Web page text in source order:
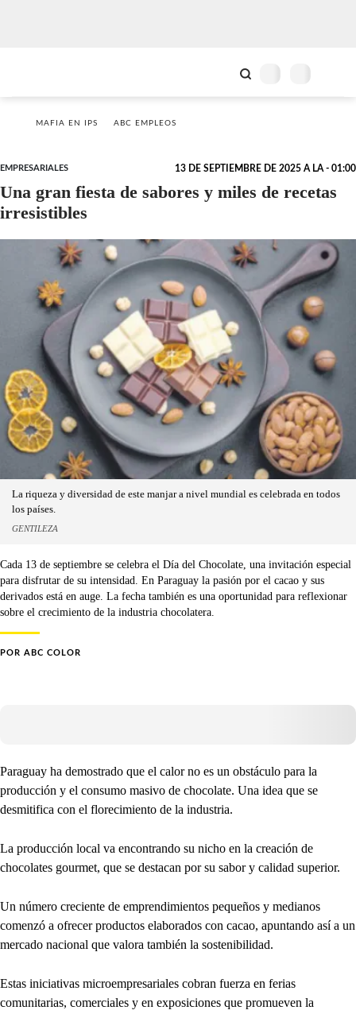
MAFIA EN IPS ABC EMPLEOS
EMPRESARIALES 13 DE SEPTIEMBRE DE 2025 A LA - 01:00
Una gran fiesta de sabores y miles de recetas
irresistibles
La riqueza y diversidad de este manjar a nivel mundial es celebrada en todos
los países.
GENTILEZA
Cada 13 de septiembre se celebra el Día del Chocolate, una invitación especial
para disfrutar de su intensidad. En Paraguay la pasión por el cacao y sus
derivados está en auge. La fecha también es una oportunidad para reflexionar
sobre el crecimiento de la industria chocolatera.
POR ABC COLOR
Paraguay ha demostrado que el calor no es un obstáculo para la
producción y el consumo masivo de chocolate. Una idea que se
desmitifica con el florecimiento de la industria.
La producción local va encontrando su nicho en la creación de
chocolates gourmet, que se destacan por su sabor y calidad superior.
Un número creciente de emprendimientos pequeños y medianos
comenzó a ofrecer productos elaborados con cacao, apuntando así a un
mercado nacional que valora también la sostenibilidad.
Estas iniciativas microempresariales cobran fuerza en ferias
comunitarias, comerciales y en exposiciones que promueven la